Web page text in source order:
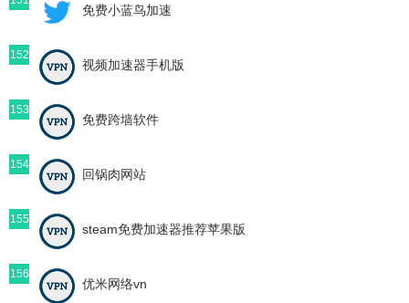
免费小蓝鸟加速
152
视频加速器手机版
153
免费跨墙软件
154
回锅肉网站
155
steam免费加速器推荐苹果版
156
优米网络vn